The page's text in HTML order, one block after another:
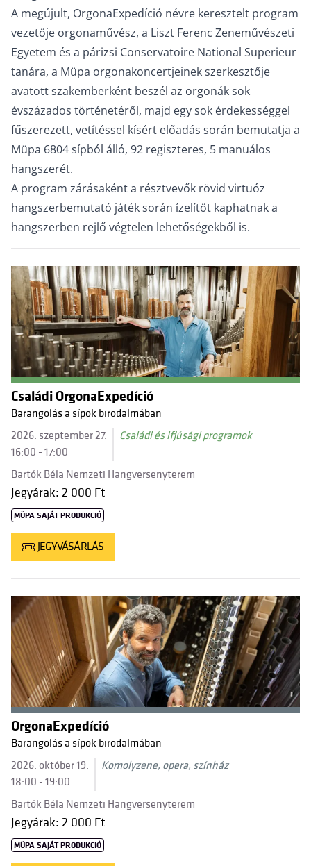
A megújult, OrgonaExpedíció névre keresztelt program
vezetője orgonaművész, a Liszt Ferenc Zeneművészeti
Egyetem és a párizsi Conservatoire National Superieur
tanára, a Müpa orgonakoncertjeinek szerkesztője
avatott szakemberként beszél az orgonák sok
évszázados történetéről, majd egy sok érdekességgel
fűszerezett, vetítéssel kísért előadás során bemutatja a
Müpa 6804 sípból álló, 92 regiszteres, 5 manuálos
hangszerét.
A program zárásaként a résztvevők rövid virtuóz
hangszerbemutató játék során ízelítőt kaphatnak a
hangszerben rejlő végtelen lehetőségekből is.
Családi OrgonaExpedíció
Barangolás a sípok birodalmában
2026. szeptember 27.
16:00 - 17:00
Családi és ifjúsági programok
Bartók Béla Nemzeti Hangversenyterem
Jegyárak: 2 000 Ft
MÜPA SAJÁT PRODUKCIÓ
JEGYVÁSÁRLÁS
OrgonaExpedíció
Barangolás a sípok birodalmában
2026. október 19.
18:00 - 19:00
Komolyzene, opera, színház
Bartók Béla Nemzeti Hangversenyterem
Jegyárak: 2 000 Ft
MÜPA SAJÁT PRODUKCIÓ